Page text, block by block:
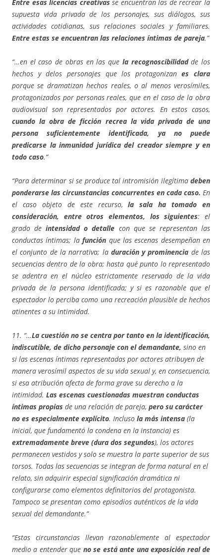
Entre esas licencias creativas se encuentran las de recrear la
supuesta vida privada de los personajes, sus diálogos, sus
actividades cotidianas, sus relaciones sociales y familiares.
Entre estas se encuentran las relaciones íntimas de pareja.”
“…en el caso de obras en las que la recognoscibilidadde los
hechos y delos personajes que los protagonizanes clara
porque se dramatizan hechos reales, o al menos verosímiles,
protagonizados por personas reales, que en el caso de la obra
audiovisual son representados por actores. En estos casos,
cuando la obra de ficción recrea la vida privada de una
persona suficientemente identificada, ya no puede
predicarse la inmunidad jurídica del creador siempre y en
todo caso.”
“Para determinar si se produce tal intromisión ilegítima deben
ponderarse las circunstancias concurrentes en cada caso. En
el caso objeto de este recurso,la sala ha tomado en
consideración, entre otros elementos, los siguientes: el
grado deintensidad o detalle con que se representan las
conductas íntimas; lafunción que las escenas desempeñan en
el conjunto de la narrativa; la duración y prominencia de las
secuencias dentro de la obra; hasta qué punto lo representado
se adentra en el núcleo estrictamente reservado de la vida
privada de la persona identificada; y si es razonable que el
espectador lo perciba como una recreación plausible de hechos
atinentes a su intimidad.
11. “…La cuestión no se centra por tanto en la identificación,
indiscutible, de dicho personaje con el demandante, sino en
si las escenas íntimas representadas por actores atribuyen de
manera verosímil aspectos de su vida sexual y, en consecuencia,
si esa atribución afecta de forma grave su derecho a la
intimidad. Las escenas cuestionadas muestran conductas
íntimas propias de una relación de pareja, pero su carácter
no es especialmente explícito. Incluso la más intensa (la
inicial, que fundamentó la condena en la instancia) es
extremadamente breve (dura dos segundos), los actores
permanecen vestidos y solo se muestra la parte superior de sus
torsos. Todas las secuencias se integran de forma natural en el
relato, sin adquirir especial significación dramática ni
configurarse como elementos definitorios del protagonista.
Tampoco se presentan como episodios auténticos de la vida
sexual del demandante.”
“Estas circunstancias llevan razonablemente al espectador
medio a entender que no se está ante una exposición real de